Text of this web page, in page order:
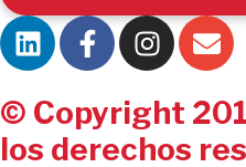
© Copyright
los derechos